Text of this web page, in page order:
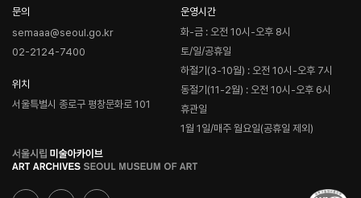
문의
semaaa@seoul.go.kr
02-2124-7400
위치
서울특별시 종로구 평창문화로 101
운영시간
화-금 : 오전 10시-오후 8시
토/일/공휴일
하절기(3-10월) : 오전 10시-오후 7시
동절기(11-2월) : 오전 10시-오후 6시
휴관일
1월 1일/매주 월요일(공휴일 제외)
로
고